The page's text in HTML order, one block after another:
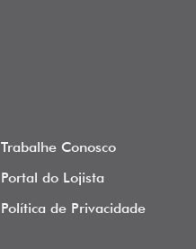
Trabalhe Conosco
Portal do Lojista
Política de Privacidade